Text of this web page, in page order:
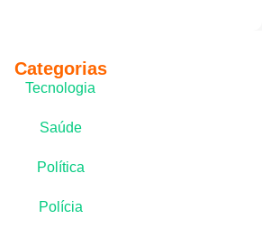
Categorias
Tecnologia
Saúde
Política
Polícia